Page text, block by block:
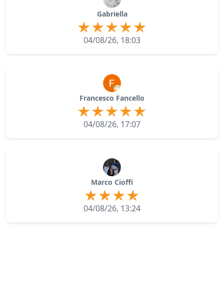
Gabriella
04/08/26, 18:03
Francesco Fancello
04/08/26, 17:07
Marco Cioffi
04/08/26, 13:24